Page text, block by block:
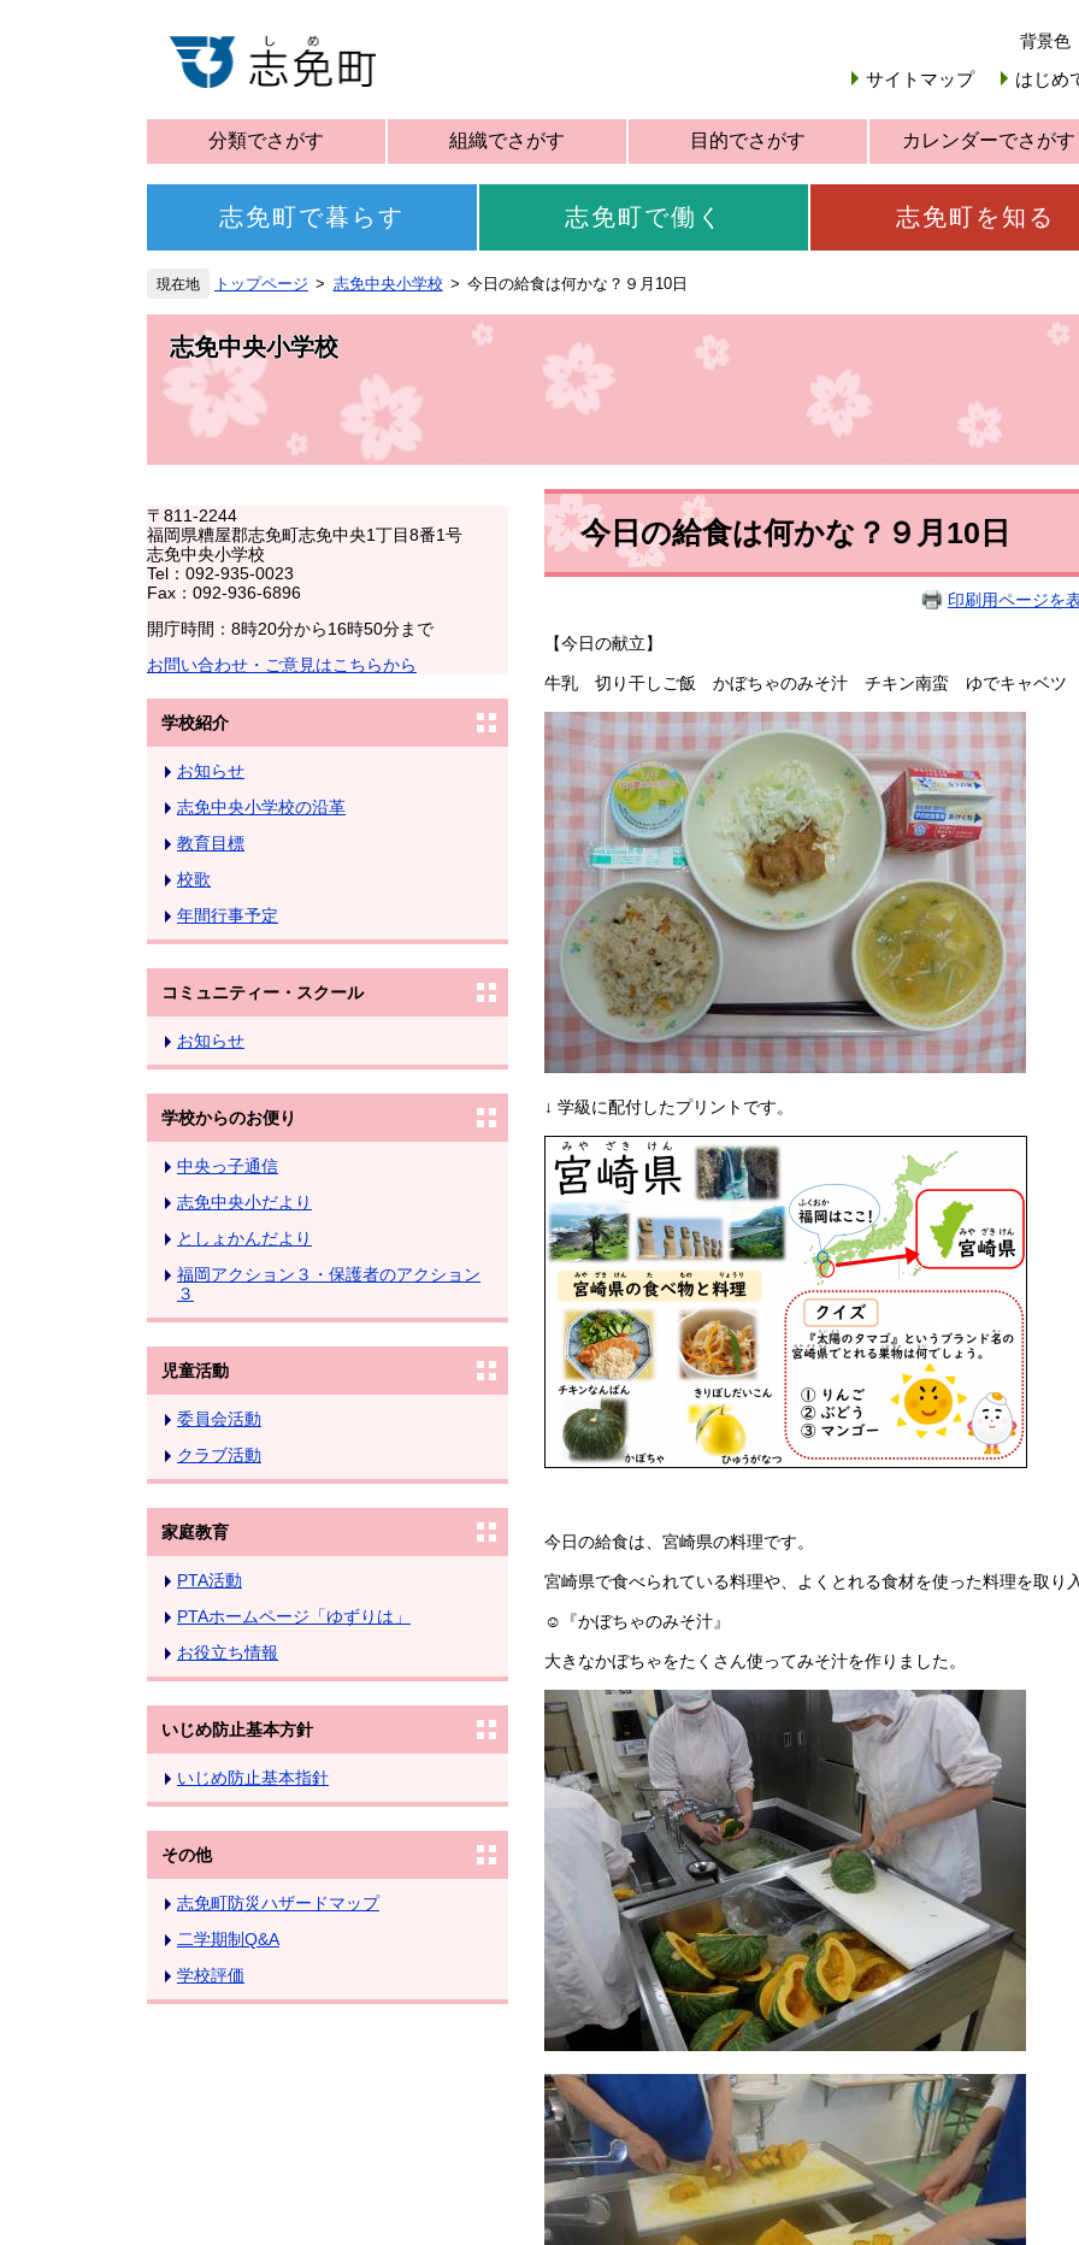
背景色
サイトマップ はじめ
分類でさがす 組織でさがす 目的でさがす カレンダーでさがす
志免町で暮らす 志免町で働く 志免町を知る
トップページ 志免中央小学校 今日の給食は何かな？９月10日
志免中央小学校
〒811-2244
福岡県糟屋郡志免町志免中央1丁目8番1号
志免中央小学校
Tel：092-935-0023
Fax：092-936-6896
開庁時間：8時20分から16時50分まで
お問い合わせ・ご意見はこちらから
学校紹介
お知らせ
志免中央小学校の沿革
教育目標
校歌
年間行事予定
コミュニティー・スクール
お知らせ
学校からのお便り
中央っ子通信
志免中央小だより
としょかんだより
福岡アクション３・保護者のアクション
３
児童活動
委員会活動
クラブ活動
家庭教育
PTA活動
PTAホームページ「ゆずりは」
お役立ち情報
いじめ防止基本方針
いじめ防止基本指針
その他
志免町防災ハザードマップ
二学期制Q&A
学校評価
今日の給食は何かな？９月10日
印刷用ページを
【今日の献立】
牛乳 切り干しご飯 かぼちゃのみそ汁 チキン南蛮 ゆでキャベツ
↓ 学級に配付したプリントです。
今日の給食は、宮崎県の料理です。
宮崎県で食べられている料理や、よくとれる食材を使った料理を取り
☺『かぼちゃのみそ汁』
大きなかぼちゃをたくさん使ってみそ汁を作りました。